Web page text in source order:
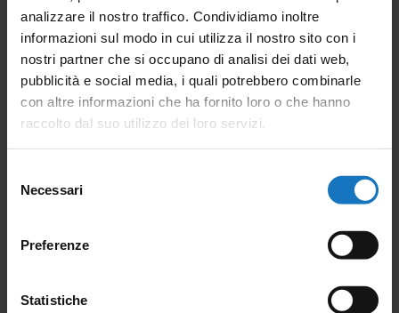
analizzare il nostro traffico. Condividiamo inoltre
informazioni sul modo in cui utilizza il nostro sito con i
nostri partner che si occupano di analisi dei dati web,
pubblicità e social media, i quali potrebbero combinarle
con altre informazioni che ha fornito loro o che hanno
raccolto dal suo utilizzo dei loro servizi.
delNecessari
Preferenze
Statistiche
Ho letto laPrivacy Policy e acconsento al trattamento
dei dati personali ai sensi del Regolamento UE n. 679/2016.
Iscrivimi alla newsletter.